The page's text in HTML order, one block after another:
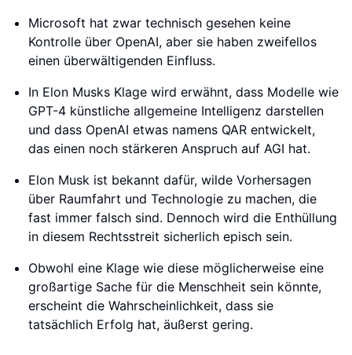
Microsoft hat zwar technisch gesehen keine
Kontrolle über OpenAI, aber sie haben zweifellos
einen überwältigenden Einfluss.
In Elon Musks Klage wird erwähnt, dass Modelle wie
GPT-4 künstliche allgemeine Intelligenz darstellen
und dass OpenAI etwas namens QAR entwickelt,
das einen noch stärkeren Anspruch auf AGI hat.
Elon Musk ist bekannt dafür, wilde Vorhersagen
über Raumfahrt und Technologie zu machen, die
fast immer falsch sind. Dennoch wird die Enthüllung
in diesem Rechtsstreit sicherlich episch sein.
Obwohl eine Klage wie diese möglicherweise eine
großartige Sache für die Menschheit sein könnte,
erscheint die Wahrscheinlichkeit, dass sie
tatsächlich Erfolg hat, äußerst gering.